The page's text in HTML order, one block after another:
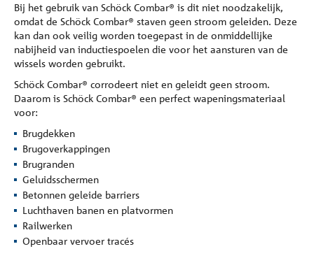
Bij het gebruik van Schöck Combar® is dit niet noodzakelijk,
omdat de Schöck Combar® staven geen stroom geleiden. Deze
kan dan ook veilig worden toegepast in de onmiddellijke
nabijheid van inductiespoelen die voor het aansturen van de
wissels worden gebruikt.
Schöck Combar® corrodeert niet en geleidt geen stroom.
Daarom is Schöck Combar® een perfect wapeningsmateriaal
voor:
Brugdekken
Brugoverkappingen
Brugranden
Geluidsschermen
Betonnen geleide barriers
Luchthaven banen en platvormen
Railwerken
Openbaar vervoer tracés